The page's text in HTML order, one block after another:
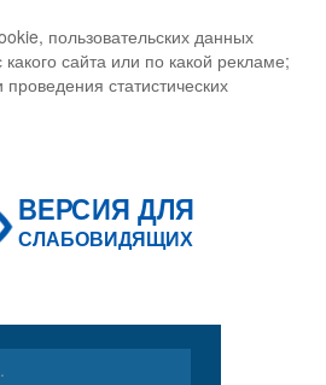
пользовательских данных
сайта или по какой рекламе;
статистических